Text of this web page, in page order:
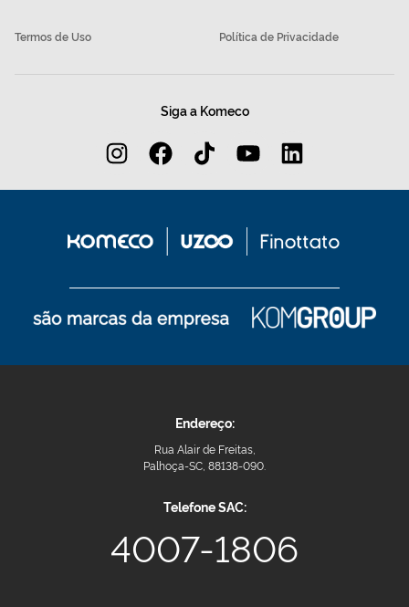
Termos de Uso Política de Privacidade
Siga a Komeco
Endereço:
Rua Alair de Freitas,
Palhoça-SC, 88138-090.
Telefone SAC:
4007-1806